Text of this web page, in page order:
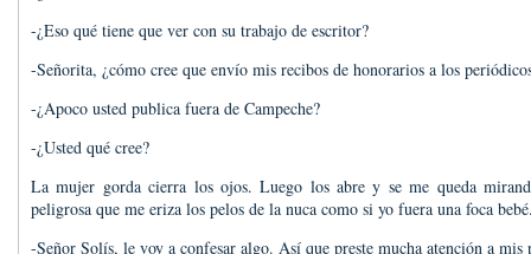
-¿Eso qué tiene que ver con su trabajo de escritor?
-Señorita, ¿cómo cree que envío mis recibos de honorarios a los
-¿Apoco usted publica fuera de Campeche?
-¿Usted qué cree?
La mujer gorda cierra los ojos. Luego los abre y se me queda
peligrosa que me eriza los pelos de la nuca como si yo fuera una foca
-Señor Solís, le voy a confesar algo. Así que preste mucha atención a mis